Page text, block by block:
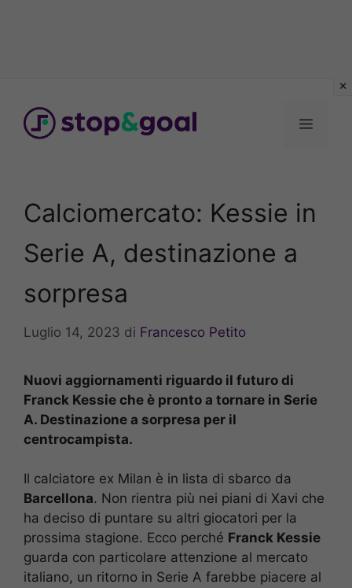
contenuto
Menu
Calciomercato: Kessie in
Serie A, destinazione a
sorpresa
Luglio 14, 2023 di Francesco Petito
Nuovi aggiornamenti riguardo il futuro di
Franck Kessie che è pronto a tornare in Serie
A. Destinazione a sorpresa per il
centrocampista.
Il calciatore ex Milan è in lista di sbarco da
Barcellona. Non rientra più nei piani di Xavi che
ha deciso di puntare su altri giocatori per la
prossima stagione. Ecco perché Franck Kessie
guarda con particolare attenzione al mercato
italiano, un ritorno in Serie A farebbe piacere al